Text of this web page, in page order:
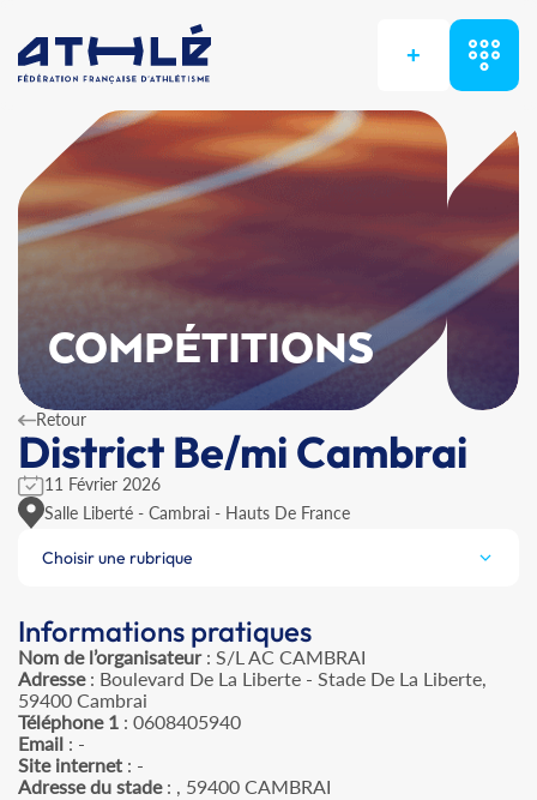
+
COMPÉTITIONS
Retour
District Be/mi Cambrai
11 Février 2026
Salle Liberté - Cambrai - Hauts De France
Choisir une rubrique
Informations pratiques
Nom de l’organisateur: S/L AC CAMBRAI
Adresse: Boulevard De La Liberte - Stade De La Liberte,
59400 Cambrai
Téléphone 1 : 0608405940
Email : -
Site internet : -
Adresse du stade: , 59400 CAMBRAI